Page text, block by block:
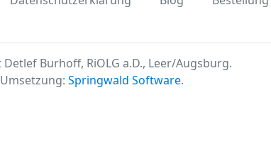
Burhoff, RiOLG a.D., Leer/Augsburg.
Springwald Software.